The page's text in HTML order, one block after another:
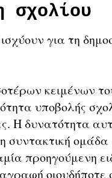
σχολίου
για τη
κειμένων
υποβολής
Η δυνατότητα
συντακτική
προηγούμενη
οιουδήποτε